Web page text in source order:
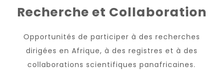
Recherche et Collaboration
Opportunités de participer à des recherches
dirigées en Afrique, à des registres et à des
collaborations scientifiques panafricaines.